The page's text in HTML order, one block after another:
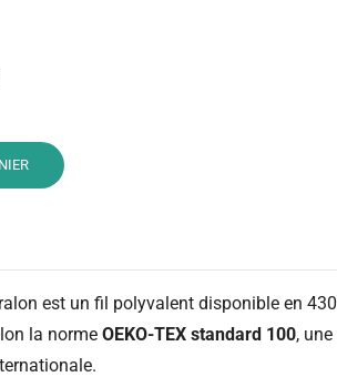
est un fil polyvalent disponible en 430
la norme OEKO-TEX standard 100, une